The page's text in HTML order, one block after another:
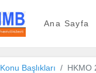
SHKMMB
Ana Sayfa
Konu Başlıkları HKMO